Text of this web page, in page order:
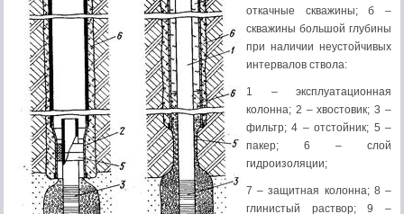
откачные скважины; б –
скважины большой глубины
при наличии неустойчивых
интервалов ствола:
1 – эксплуатационная
колонна; 2 – хвостовик; 3 –
фильтр; 4 – отстойник; 5 –
пакер; 6 – слой
гидроизоляции;
7 – защитная колонна; 8 –
глинистый раствор; 9 –